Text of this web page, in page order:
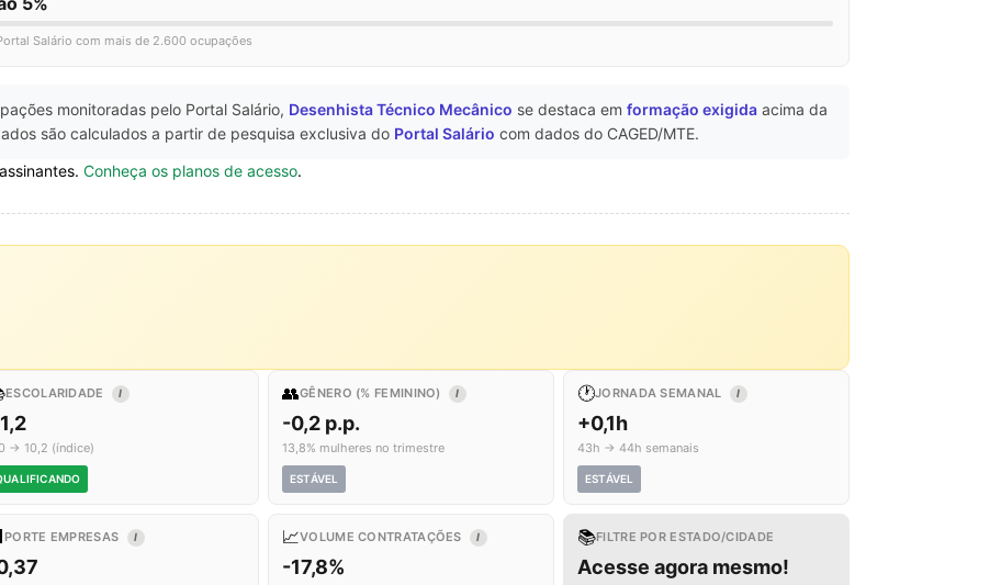
Salário com mais de 2.600 ocupações
monitoradas pelo Portal Salário, Desenhista Técnico Mecânico se destaca em formação exigida acima da
são calculados a partir de pesquisa exclusiva do Portal Salário com dados do CAGED/MTE.
Conheça os planos de acesso.
ESCOLARIDADE I
→ 10,2 (índice)
👥GÊNERO (% FEMININO) I
-0,2 p.p.
13,8% mulheres no trimestre
ESTÁVEL
🕐JORNADA SEMANAL I
+0,1h
43h → 44h semanais
ESTÁVEL
PORTE EMPRESAS I 📈VOLUME CONTRATAÇÕES I
-17,8%
📚FILTRE POR ESTADO/CIDADE
Acesse agora mesmo!